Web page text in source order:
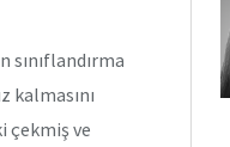
sınıflandırma
kalmasını
çekmiş ve